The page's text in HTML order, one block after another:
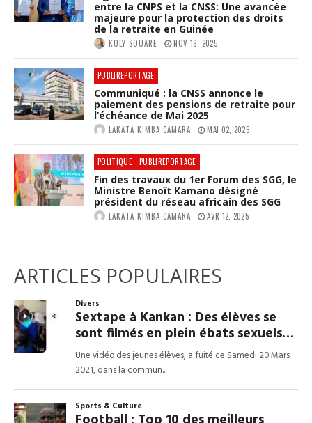
entre la CNPS et la CNSS: Une avancée
majeure pour la protection des droits
de la retraite en Guinée
KOLY SOUARE NOV 19, 2025
PUBLIREPORTAGE
Communiqué : la CNSS annonce le
paiement des pensions de retraite pour
l’échéance de Mai 2025
LAKATA KIMBA CAMARA MAI 02, 2025
POLITIQUE PUBLIREPORTAGE
Fin des travaux du 1er Forum des SGG, le
Ministre Benoît Kamano désigné
président du réseau africain des SGG
LAKATA KIMBA CAMARA AVR 12, 2025
ARTICLES POPULAIRES